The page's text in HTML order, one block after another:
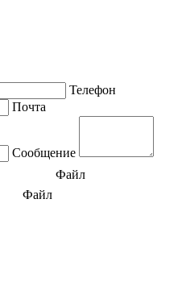
Телефон
Почта
Сообщение
Файл
Файл